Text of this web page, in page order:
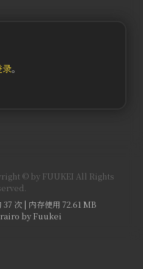
录。
© by FUUKEI All Rights
次 | 内存使用 72.61 MB
by Fuukei